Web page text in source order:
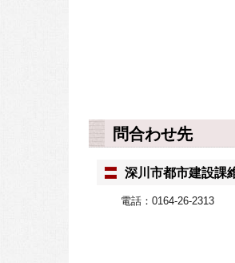
問合わせ先
深川市都市建設課
電話：0164-26-2313